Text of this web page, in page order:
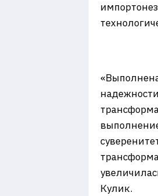
Кулик.